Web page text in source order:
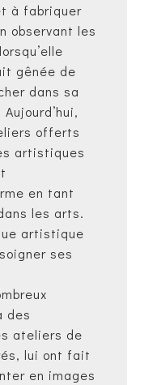
à fabriquer
observant les
gênée de
dans sa
offerts
artistiques
en tant
les arts.
artistique
ses
des
ateliers de
lui ont fait
en images